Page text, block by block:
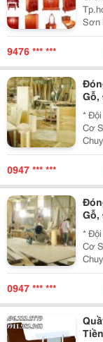
Sơn Pu,
Nhà Tp.hcm - Sửa
9476 *** ***
Gỗ,
* Đội
Cơ
Chuyên Nhận: *
Phố
0947 *** ***
Gỗ,
* Đội
Cơ
Chuyên Nhận: *
Phố
0947 *** ***